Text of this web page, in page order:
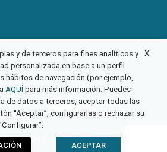
de Castellón
X
y de terceros para fines analíticos y
personalizada en base a un perfil
hábitos de navegación (por ejemplo,
AQUÍ para más información. Puedes
de datos a terceros, aceptar todas las
“Aceptar”, configurarlas o rechazar su
ACEPTAR